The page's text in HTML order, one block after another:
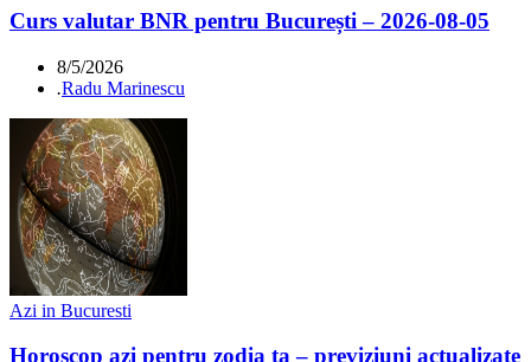
Curs valutar BNR pentru București – 2026-08-05
8/5/2026
.Radu Marinescu
Azi in Bucuresti
Horoscop azi pentru zodia ta – previziuni actualizate